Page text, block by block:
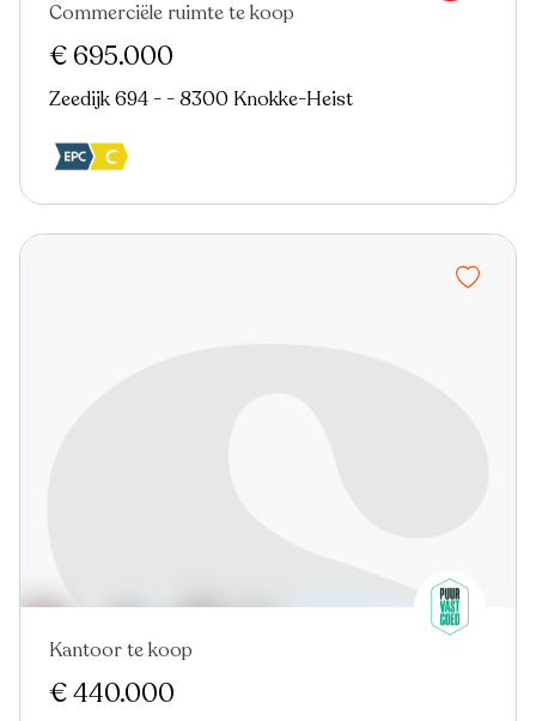
Commerciële ruimte te koop
€ 695.000
Zeedijk 694 - - 8300 Knokke-Heist
Kantoor te koop
€ 440.000